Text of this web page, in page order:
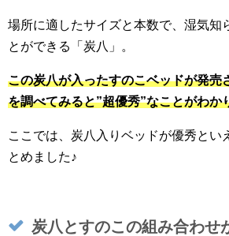
場所に適したサイズと本数で、湿気知
とができる「炭八」。
この炭八が入ったすのこベッドが発売
を調べてみると”超優秀”なことがわか
ここでは、炭八入りベッドが優秀とい
とめました♪
炭八とすのこの組み合わせ